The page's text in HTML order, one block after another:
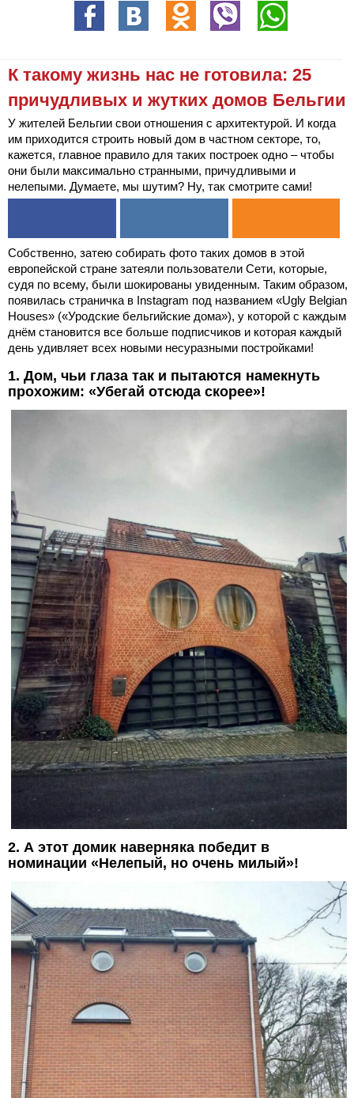
К такому жизнь нас не готовила: 25
причудливых и жутких домов Бельгии
У жителей Бельгии свои отношения с архитектурой. И когда
им приходится строить новый дом в частном секторе, то,
кажется, главное правило для таких построек одно – чтобы
они были максимально странными, причудливыми и
нелепыми. Думаете, мы шутим? Ну, так смотрите сами!
Собственно, затею собирать фото таких домов в этой
европейской стране затеяли пользователи Сети, которые,
судя по всему, были шокированы увиденным. Таким образом,
появилась страничка в Instagram под названием «Ugly Belgian
Houses» («Уродские бельгийские дома»), у которой с каждым
днём становится все больше подписчиков и которая каждый
день удивляет всех новыми несуразными постройками!
1. Дом, чьи глаза так и пытаются намекнуть
прохожим: «Убегай отсюда скорее»!
2. А этот домик наверняка победит в
номинации «Нелепый, но очень милый»!